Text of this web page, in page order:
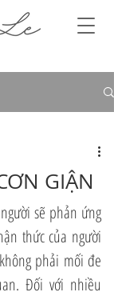
GIẬN
sẽ phản ứng
thức của người
phải mối đe
Đối với nhiều